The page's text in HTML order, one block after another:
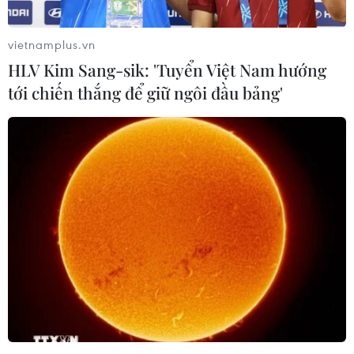
Tuyển thủ Indonesia cúi
đầu thành khẩn xin lỗi
người hâm mộ xứ vạn đảo
04/08/2026 03:17
ASEAN Cup 2026: "Chìa
khóa" giúp tuyển Việt Nam
quật ngã Indonesia
04/08/2026 03:05
ASEAN Cup 2026: Đội
tuyển Việt Nam tạo "cơn
địa chấn" trên truyền
Báo chí Đông Nam Á "dậy
sóng" vì tuyển Việt Nam,
chỉ ra lý do Indonesia thua
vietnamplus.vn
HLV Kim Sang-sik: 'Tuyển Việt Nam hướng
tới chiến thắng để giữ ngôi đầu bảng'